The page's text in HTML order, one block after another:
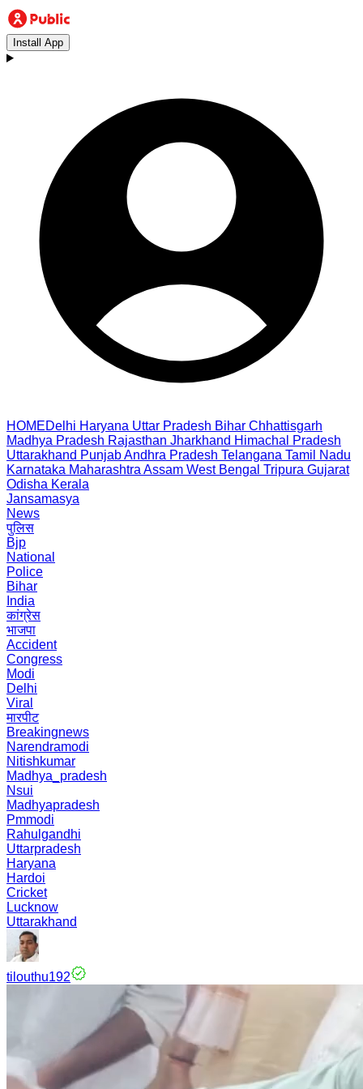
Install App
HOMEDelhi Haryana Uttar Pradesh Bihar Chhattisgarh
Madhya Pradesh Rajasthan Jharkhand Himachal Pradesh
Uttarakhand PunjabAndhra Pradesh Telangana Tamil Nadu
Karnataka Maharashtra Assam West Bengal Tripura Gujarat
Odisha Kerala
Jansamasya
News
पुलिस
Bjp
National
Police
Bihar
India
कांग्रेस
भाजपा
Accident
Congress
Modi
Delhi
Viral
मारपीट
Breakingnews
Narendramodi
Nitishkumar
Madhya_pradesh
Nsui
Madhyapradesh
Pmmodi
Rahulgandhi
Uttarpradesh
Haryana
Hardoi
Cricket
Lucknow
Uttarakhand
tilouthu192